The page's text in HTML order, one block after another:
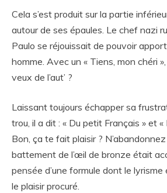
Cela s’est produit sur la partie
autour de ses épaules. Le chef nazi
Paulo se réjouissait de pouvoir
homme. Avec un « Tiens, mon chéri »,
veux de l’aut’ ?
Laissant toujours échapper sa
trou, il a dit : « Du petit Français » et
Bon, ça te fait plaisir ?
battement de l’œil de bronze était
pensée d’une formule dont le
le plaisir procuré.